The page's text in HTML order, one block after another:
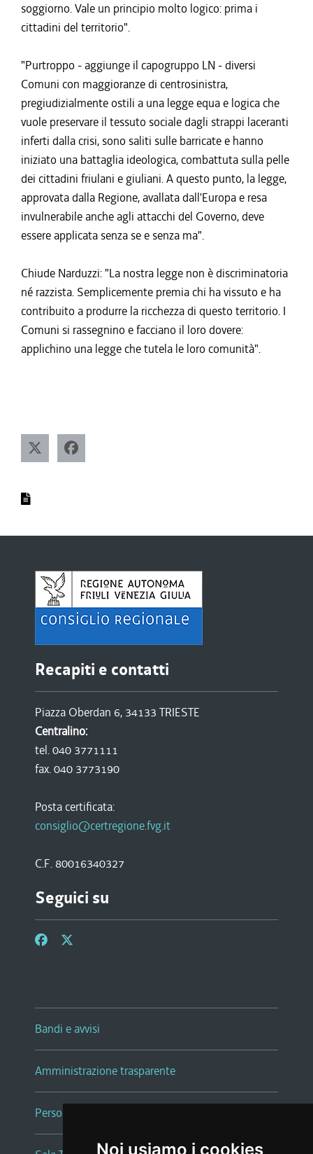
Noi usiamo i cookies
soggiorno. Vale un principio molto logico: prima i
cittadini del territorio".
"Purtroppo - aggiunge il capogruppo LN - diversi
Comuni con maggioranze di centrosinistra,
pregiudizialmente ostili a una legge equa e logica che
vuole preservare il tessuto sociale dagli strappi laceranti
inferti dalla crisi, sono saliti sulle barricate e hanno
iniziato una battaglia ideologica, combattuta sulla pelle
dei cittadini friulani e giuliani. A questo punto, la legge,
approvata dalla Regione, avallata dall'Europa e resa
invulnerabile anche agli attacchi del Governo, deve
essere applicata senza se e senza ma".
Chiude Narduzzi: "La nostra legge non è discriminatoria
né razzista. Semplicemente premia chi ha vissuto e ha
contribuito a produrre la ricchezza di questo territorio. I
Comuni si rassegnino e facciano il loro dovere:
applichino una legge che tutela le loro comunità".
Recapiti e contatti
Piazza Oberdan 6, 34133 TRIESTE
Centralino:
tel. 040 3771111
fax. 040 3773190
Posta certificata:
consiglio@certregione.fvg.it
C.F. 80016340327
Seguici su
Bandi e avvisi
Amministrazione trasparente
Persone e Uffici